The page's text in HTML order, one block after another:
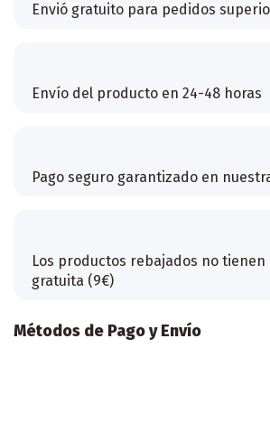
Envió gratuito para pedidos
Envío del producto en 24-48 horas
Pago seguro garantizado en
Los productos rebajados no tienen
gratuita (9€)
Métodos de Pago y Envío